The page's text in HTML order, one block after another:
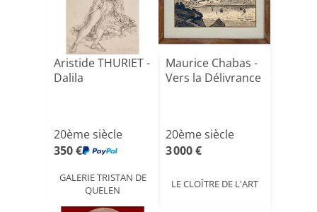
Aristide THURIET -
Dalila
20ème siècle
350 €
GALERIE TRISTAN DE
QUELEN
Maurice Chabas -
Vers la Délivrance
20ème siècle
3 000 €
LE CLOÎTRE DE L'ART